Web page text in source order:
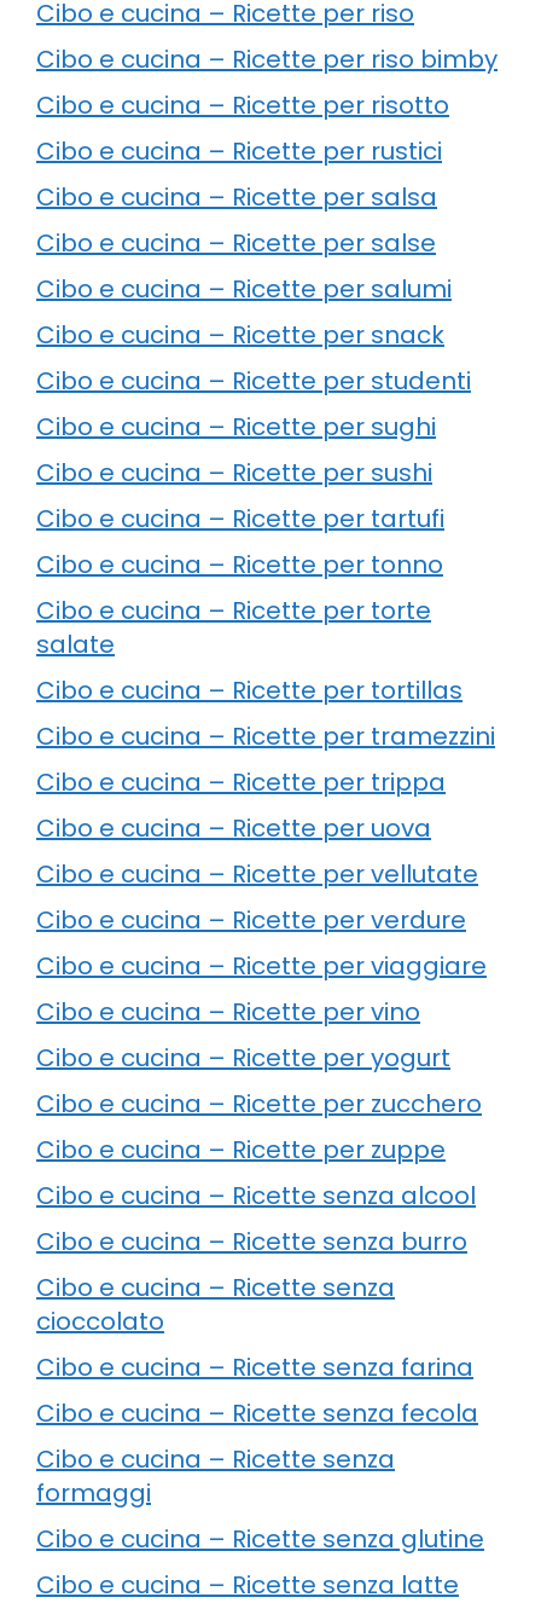
Cibo e cucina – Ricette per riso
Cibo e cucina – Ricette per riso bimby
Cibo e cucina – Ricette per risotto
Cibo e cucina – Ricette per rustici
Cibo e cucina – Ricette per salsa
Cibo e cucina – Ricette per salse
Cibo e cucina – Ricette per salumi
Cibo e cucina – Ricette per snack
Cibo e cucina – Ricette per studenti
Cibo e cucina – Ricette per sughi
Cibo e cucina – Ricette per sushi
Cibo e cucina – Ricette per tartufi
Cibo e cucina – Ricette per tonno
Cibo e cucina – Ricette per torte
salate
Cibo e cucina – Ricette per tortillas
Cibo e cucina – Ricette per tramezzini
Cibo e cucina – Ricette per trippa
Cibo e cucina – Ricette per uova
Cibo e cucina – Ricette per vellutate
Cibo e cucina – Ricette per verdure
Cibo e cucina – Ricette per viaggiare
Cibo e cucina – Ricette per vino
Cibo e cucina – Ricette per yogurt
Cibo e cucina – Ricette per zucchero
Cibo e cucina – Ricette per zuppe
Cibo e cucina – Ricette senza alcool
Cibo e cucina – Ricette senza burro
Cibo e cucina – Ricette senza
cioccolato
Cibo e cucina – Ricette senza farina
Cibo e cucina – Ricette senza fecola
Cibo e cucina – Ricette senza
formaggi
Cibo e cucina – Ricette senza glutine
Cibo e cucina – Ricette senza latte